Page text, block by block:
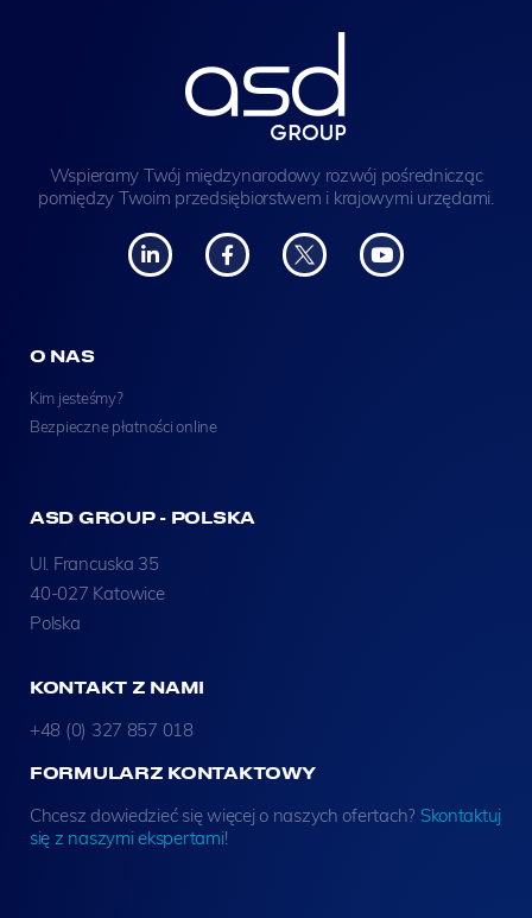
Wspieramy Twój międzynarodowy rozwój pośrednicząc
pomiędzy Twoim przedsiębiorstwem i krajowymi urzędami.
O NAS
Kim jesteśmy?
Bezpieczne płatności online
ASD GROUP - POLSKA
Ul. Francuska 35
40-027 Katowice
Polska
KONTAKT Z NAMI
+48 (0) 327 857 018
FORMULARZ KONTAKTOWY
Chcesz dowiedzieć się więcej o naszych ofertach? Skontaktuj
się z naszymi ekspertami!